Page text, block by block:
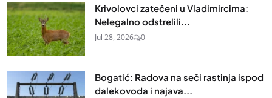
Krivolovci zatečeni u Vladimircima:
Nelegalno odstrelili...
Jul 28, 2026 0
Bogatić: Radova na seči rastinja ispod
dalekovoda i najava...